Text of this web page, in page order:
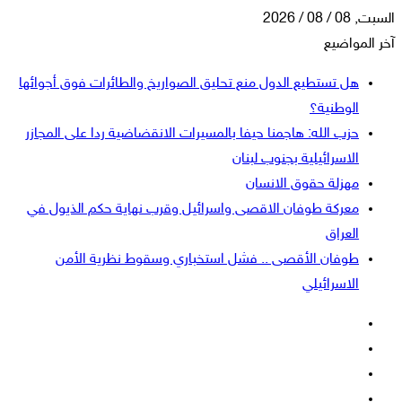
السبت, 08 / 08 / 2026
آخر المواضيع
هل تستطيع الدول منع تحليق الصواريخ والطائرات فوق أجوائها
الوطنية؟
حزب الله: هاجمنا حيفا بالمسيرات الانقضاضية ردا على المجازر
الاسرائيلية بجنوب لبنان
مهزلة حقوق الانسان
معركة طوفان الاقصى واسرائيل وقرب نهاية حكم الذيول في
العراق
طوفان الأقصى .. فشل استخباري وسقوط نظرية الأمن
الاسرائيلي